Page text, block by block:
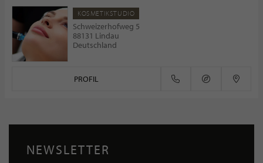
KOSMETIKSTUDIO
Schweizerhofweg 5
88131 Lindau
Deutschland
PROFIL
NEWSLETTER